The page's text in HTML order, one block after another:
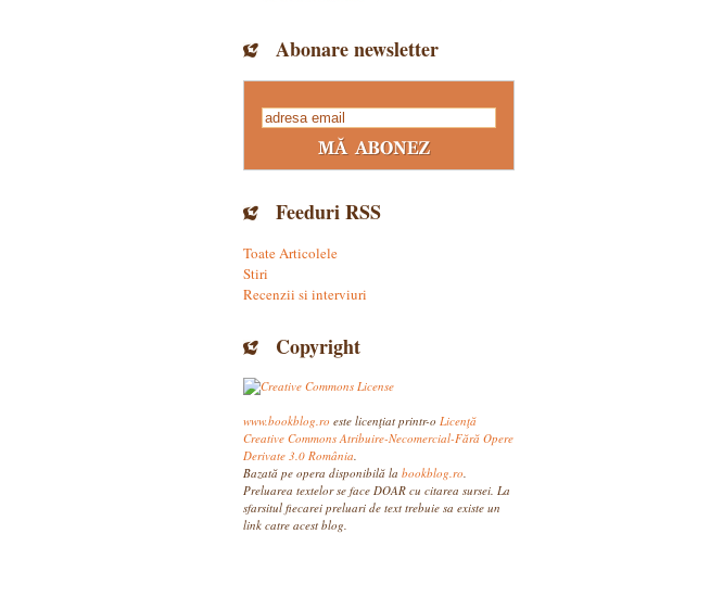
Abonare newsletter
Feeduri RSS
Toate Articolele
Stiri
Recenzii si interviuri
Copyright
www.bookblog.ro este licenţiat printr-o Licenţă
Creative Commons Atribuire-Necomercial-Fără Opere
Derivate 3.0 România
Bazată pe opera disponibilă la bookblog.ro
Preluarea textelor se face DOAR cu citarea sursei. La
sfarsitul fiecarei preluari de text trebuie sa existe un
link catre acest blog.